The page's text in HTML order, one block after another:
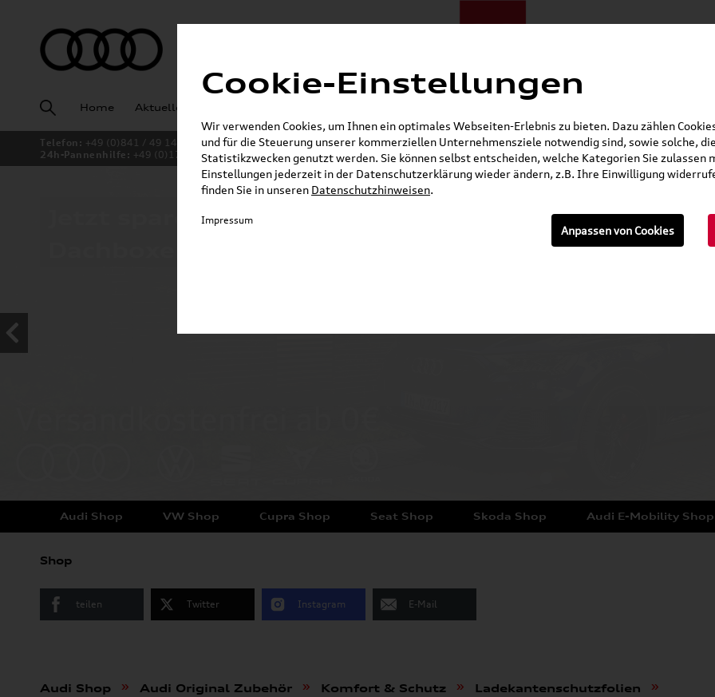
Home Aktuelles
Telefon: +49 (0)841 / 49 140
24h-Pannenhilfe: +49 (0)171 / 870 72 87 Gerade geöffnet
Jetzt sparen bei unseren
Audi Shop VW Shop Cupra Shop Seat Shop Skoda Shop Audi E-Mobility Shop
Shop
teilen Twitter Instagram E-Mail
Audi Shop » Audi Original Zubehör » Komfort & Schutz » Ladekantenschutzfolien »
Cookie-Einstellungen
Wir verwenden Cookies, um Ihnen ein optimales Webseiten-Erlebnis zu bieten. Dazu zählen
und für die Steuerung unserer kommerziellen Unternehmensziele notwendig sind, sowie solche,
Statistikzwecken genutzt werden. Sie können selbst entscheiden, welche Kategorien Sie zulassen
Einstellungen jederzeit in der Datenschutzerklärung wieder ändern, z.B. Ihre Einwilligung
finden Sie in unseren Datenschutzhinweisen.
Anpassen von Cookies
Impressum